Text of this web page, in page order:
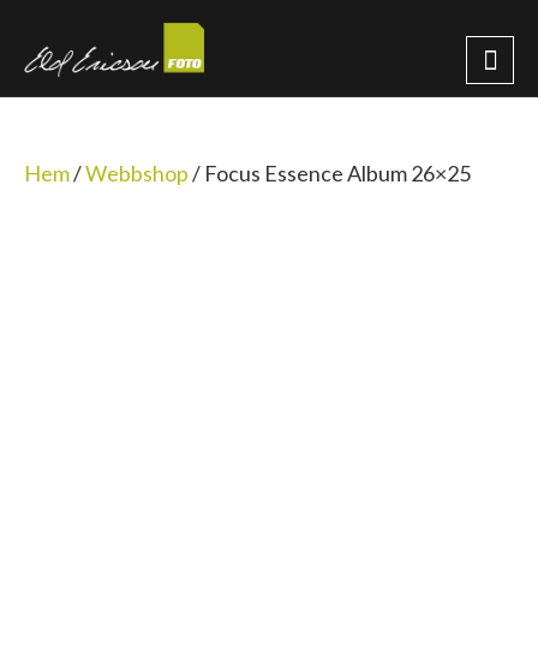
Hem/Webbshop/ Focus Essence Album 26×25